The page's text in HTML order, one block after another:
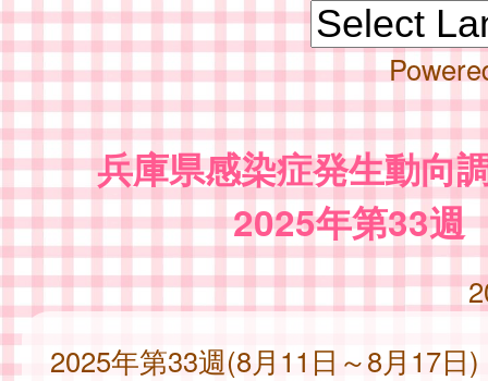
兵庫県感染症発生動向
2025年第33週
2025年第33週(8月11日～8月17日)